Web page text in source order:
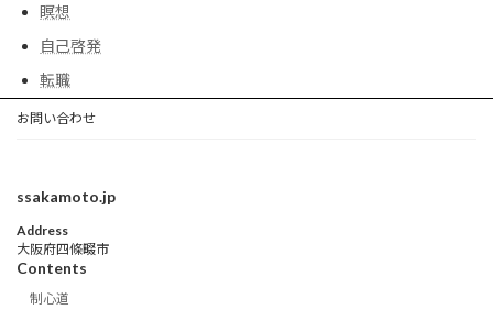
瞑想
自己啓発
転職
お問い合わせ
ssakamoto.jp
Address
大阪府四條畷市
Contents
制心道